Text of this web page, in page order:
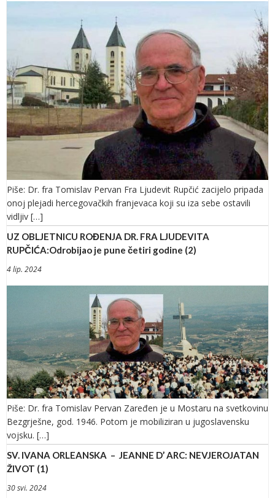
Piše: Dr. fra Tomislav Pervan Fra Ljudevit Rupčić zacijelo pripada
onoj plejadi hercegovačkih franjevaca koji su iza sebe ostavili
vidljiv […]
UZ OBLJETNICU ROĐENJA DR. FRA LJUDEVITA
RUPČIĆA:Odrobijao je pune četiri godine (2)
4 lip. 2024
Piše: Dr. fra Tomislav Pervan Zaređen je u Mostaru na svetkovinu
Bezgrješne, god. 1946. Potom je mobiliziran u jugoslavensku
vojsku. […]
SV. IVANA ORLEANSKA – JEANNE D’ ARC: NEVJEROJATAN
ŽIVOT (1)
30 svi. 2024